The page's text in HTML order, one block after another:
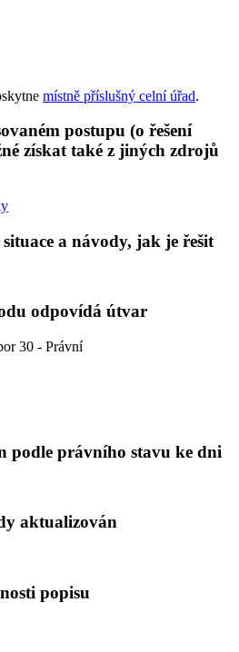
místně příslušný celní úřad.
postupu (o řešení
získat také z jiných zdrojů
a návody, jak je řešit
odpovídá útvar
30 - Právní
podle právního stavu ke dni
aktualizován
popisu